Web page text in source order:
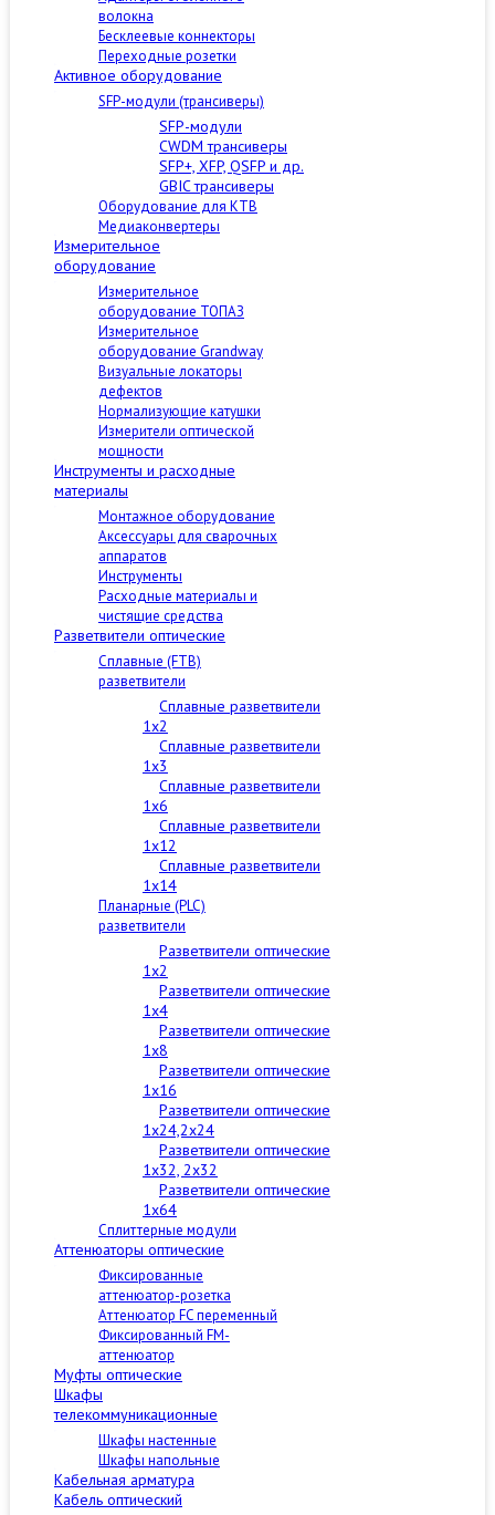
волокна
Бесклеевые коннекторы
Переходные розетки
Активное оборудование
SFP-модули (трансиверы)
SFP-модули
CWDM трансиверы
SFP+, XFP, QSFP и др.
GBIC трансиверы
Оборудование для КТВ
Медиаконвертеры
Измерительное
оборудование
Измерительное
оборудование ТОПАЗ
Измерительное
оборудование Grandway
Визуальные локаторы
дефектов
Нормализующие катушки
Измерители оптической
мощности
Инструменты и расходные
материалы
Монтажное оборудование
Аксессуары для сварочных
аппаратов
Инструменты
Расходные материалы и
чистящие средства
Разветвители оптические
Сплавные (FTB)
разветвители
Сплавные разветвители
1x2
Сплавные разветвители
1x3
Сплавные разветвители
1x6
Сплавные разветвители
1x12
Сплавные разветвители
1x14
Планарные (PLC)
разветвители
Разветвители оптические
1x2
Разветвители оптические
1x4
Разветвители оптические
1x8
Разветвители оптические
1x16
Разветвители оптические
1x24,2x24
Разветвители оптические
1x32, 2x32
Разветвители оптические
1x64
Сплиттерные модули
Аттенюаторы оптические
Фиксированные
аттенюатор-розетка
Аттенюатор FC переменный
Фиксированный FM-
аттенюатор
Муфты оптические
Шкафы
телекоммуникационные
Шкафы настенные
Шкафы напольные
Кабельная арматура
Кабель оптический